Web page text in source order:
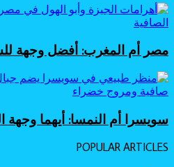
مصر أم المغرب: أفضل وجهة
سويسرا أم النمسا: أيهما وجهة
POPULAR ARTICLES